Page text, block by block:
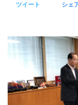
ツイート シェ